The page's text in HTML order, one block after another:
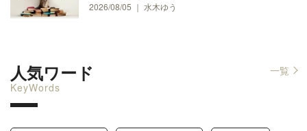
2026/08/05 ｜ 水木ゆう
人気ワード
KeyWords
一覧